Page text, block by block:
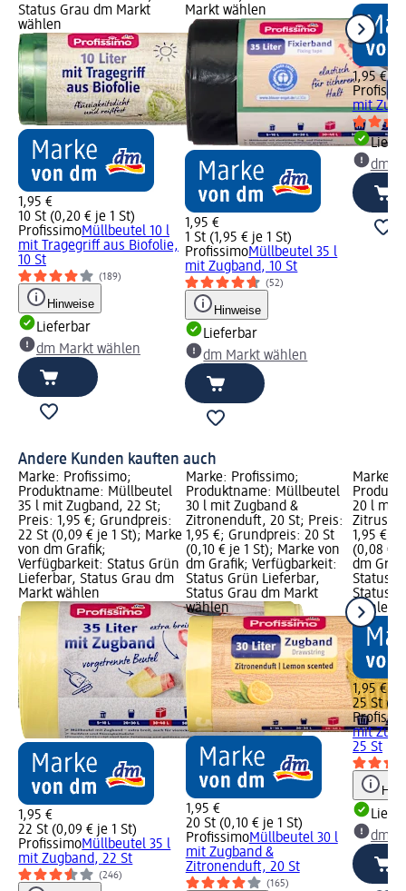
Status Grau dm Markt
wählen
1,95 €
10 St (0,20 € je 1 St)
ProfissimoMüllbeutel 10 l
mit Tragegriff aus Biofolie,
10 St
(189)
Hinweise
Lieferbar
dm Markt wählen
Markt wählen
1,95 €
1 St (1,95 € je 1 St)
ProfissimoMüllbeutel 35 l
mit Zugband, 10 St
(52)
Hinweise
Lieferbar
dm Markt wählen
1,95 €
mit
dm
Andere Kunden kauften auch
Marke: Profissimo;
Produktname: Müllbeutel
35 l mit Zugband, 22 St;
Preis: 1,95 €; Grundpreis:
22 St (0,09 € je 1 St); Marke
von dm Grafik;
Verfügbarkeit: Status Grün
Lieferbar, Status Grau dm
Markt wählen
1,95 €
22 St (0,09 € je 1 St)
ProfissimoMüllbeutel 35 l
mit Zugband, 22 St
(246)
Marke: Profissimo;
Produktname: Müllbeutel
30 l mit Zugband &
Zitronenduft, 20 St; Preis:
1,95 €; Grundpreis: 20 St
(0,10 € je 1 St); Marke von
dm Grafik; Verfügbarkeit:
Status Grün Lieferbar,
Status Grau dm Markt
wählen
1,95 €
20 St (0,10 € je 1 St)
ProfissimoMüllbeutel 30 l
mit Zugband &
Zitronenduft, 20 St
(165)
Marke:
20 l mit
1,95 €;
(0,08 €
dm
Status
Status
wählen
1,95 €
25 St
mit
25 St
dm